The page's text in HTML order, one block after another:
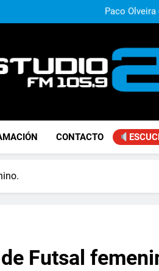
ley de tierras y
Paco
Del Viso se
ley de tierras y
Paco
Del Viso se
2
CONTACTO
Futsal